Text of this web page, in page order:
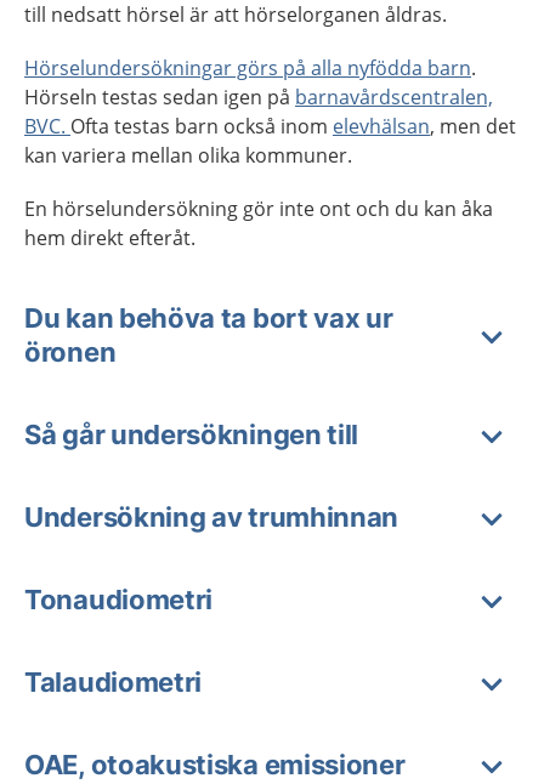
till nedsatt hörsel är att hörselorganen åldras.
Hörselundersökningar görs på alla nyfödda barn.
Hörseln testas sedan igen på barnavårdscentralen,
BVC. Ofta testas barn också inom elevhälsan, men det
kan variera mellan olika kommuner.
En hörselundersökning gör inte ont och du kan åka
hem direkt efteråt.
Du kan behöva ta bort vax ur
öronen
Så går undersökningen till
Undersökning av trumhinnan
Tonaudiometri
Talaudiometri
OAE, otoakustiska emissioner